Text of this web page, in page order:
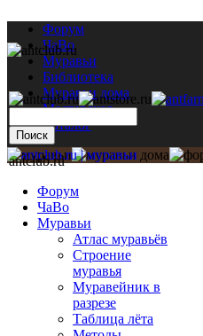
Форум
ЧаВо
Муравьи
Библиотека
Муравьи дома
Мастерская
Каталог
antclub.ru
Форум
ЧаВо
Муравьи
Атлас муравьёв
Строение
муравья
Муравейник в
разрезе
Таблица лёта